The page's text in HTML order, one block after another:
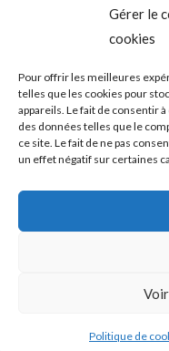
Gérer le
cookies
Pour offrir les meilleures
telles que les cookies pour
appareils. Le fait de consentir
des données telles que le
ce site. Le fait de ne pas
un effet négatif sur certaines
Politique de
SADAM (Syndrome
l’articulation temporo-
mandibulaires. Douleurs
Bruits – Articulation de
Copyright © 2026
Politique de
Mis en place par ATM